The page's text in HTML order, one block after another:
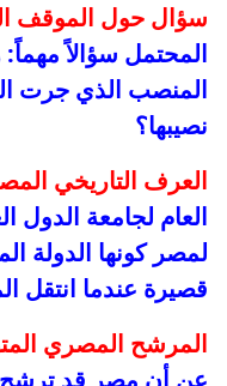
سؤال حول الموقف
المحتمل سؤالاً
المنصب الذي جرت
نصيبها؟
العرف التاريخي
العام لجامعة الدول
لمصر كونها الدولة
قصيرة عندما انتقل
المرشح المصري
عن أن مصر قد